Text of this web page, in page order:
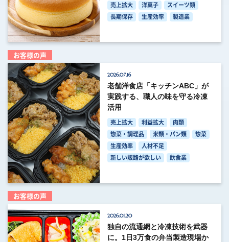
売上拡大 洋菓子
スイーツ類
長期保存
生産効率 製造業
お客様の声
2026.07.16
老舗洋食店「キッチンABC」が
実践する、職人の味を守る冷凍
活用
売上拡大 利益拡大
肉類
惣菜・調理品
米類・パン類
惣菜
生産効率
人材不足
新しい販路が欲しい
飲食業
お客様の声
2026.01.20
独自の流通網と冷凍技術を武器
に。1日3万食の弁当製造現場か